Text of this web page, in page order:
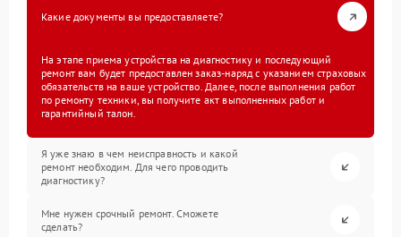
Какие документы вы предоставляете?
На этапе приема устройства на диагностику и последующий
ремонт вам будет предоставлен заказ-наряд с указанием страховых
обязательств на ваше устройство. Далее, после выполнения работ
по ремонту техники, вы получите акт выполненных работ и
гарантийный талон.
Я уже знаю в чем неисправность и какой
ремонт необходим. Для чего проводить
диагностику?
Мне нужен срочный ремонт. Сможете
сделать?